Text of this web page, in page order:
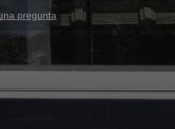
pregunta